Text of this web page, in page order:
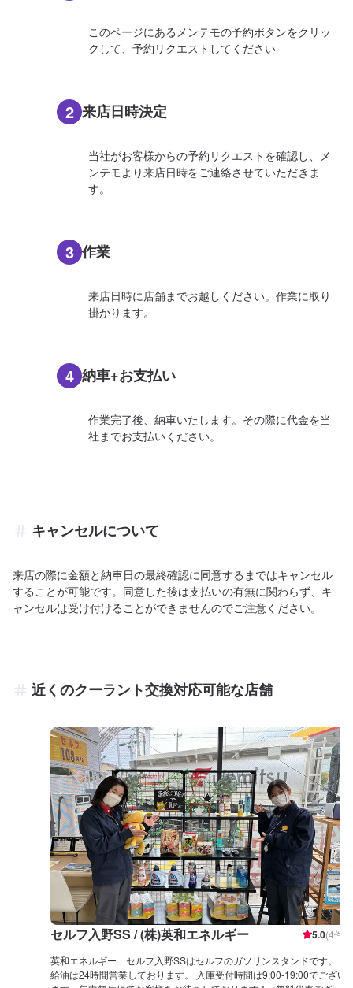
このページにあるメンテモの予約ボタンをクリッ
クして、予約リクエストしてください
2 来店日時決定
当社がお客様からの予約リクエストを確認し、メ
ンテモより来店日時をご連絡させていただきま
す。
3 作業
来店日時に店舗までお越しください。作業に取り
掛かります。
4 納車+お支払い
作業完了後、納車いたします。その際に代金を当
社までお支払いください。
キャンセルについて
来店の際に金額と納車日の最終確認に同意するまではキャンセル
することが可能です。同意した後は支払いの有無に関わらず、キ
ャンセルは受け付けることができませんのでご注意ください。
近くのクーラント交換対応可能な店舗
セルフ入野SS / (株)英和エネルギー 5.0(4件)
英和エネルギー セルフ入野SSはセルフのガソリンスタンドです。
給油は24時間営業しております。 入庫受付時間は9:00-19:00でござい